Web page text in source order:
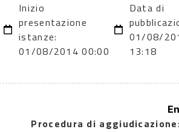
Inizio
presentazione
istanze:
01/08/2014 00:00
Data di
01/08/
13:18
Procedura di aggiudicazione